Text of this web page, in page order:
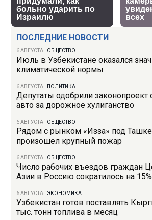
ПОСЛЕДНИЕ НОВОСТИ
6 АВГУСТА ОБЩЕСТВО
Июль в Узбекистане оказался
климатической нормы
6 АВГУСТА ПОЛИТИКА
Депутаты одобрили законопроект
авто за дорожное хулиганство
6 АВГУСТА ОБЩЕСТВО
Рядом с рынком «Изза» под
произошел крупный пожар
6 АВГУСТА ОБЩЕСТВО
Число рабочих въездов граждан
Азии в Россию сократилось на 15%
6 АВГУСТА |ЭКОНОМИКА
Узбекистан готов поставлять
тыс. тонн топлива в месяц